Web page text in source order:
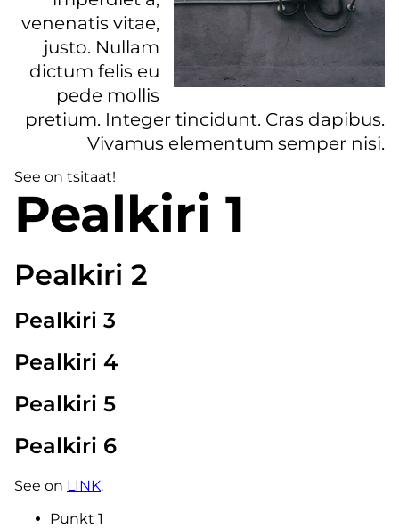
venenatis vitae,
justo. Nullam
dictum felis eu
pede mollis
pretium. Integer tincidunt. Cras dapibus.
Vivamus elementum semper nisi.
See on tsitaat!
Pealkiri 1
Pealkiri 2
Pealkiri 3
Pealkiri 4
Pealkiri 5
Pealkiri 6
See on LINK.
Punkt 1